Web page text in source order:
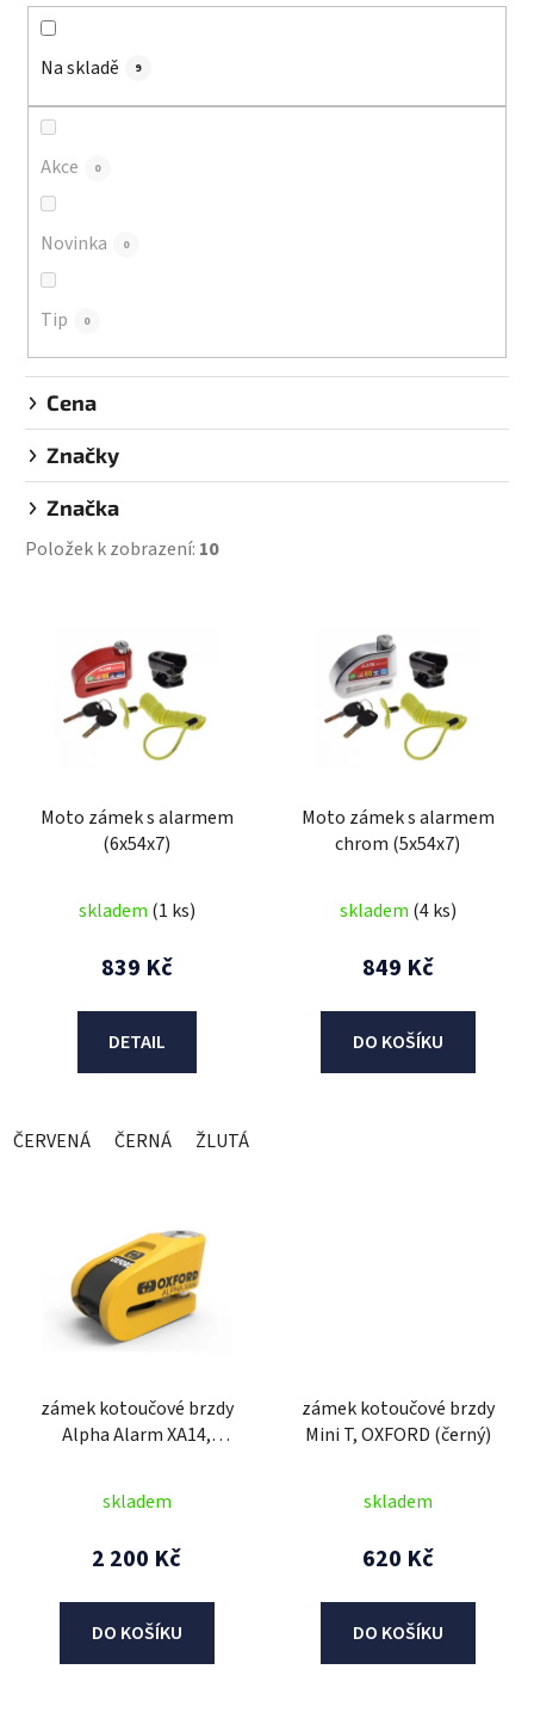
Na skladě 9
Akce 0
Novinka 0
Tip 0
Cena
Značky
Značka
Položek k zobrazení: 10
Moto zámek s alarmem
(6x54x7)
skladem (1 ks)
839 Kč
DETAIL
ČERVENÁ ČERNÁ ŽLUTÁ
Moto zámek s alarmem
chrom (5x54x7)
skladem (4 ks)
849 Kč
DO KOŠÍKU
zámek kotoučové brzdy
Alpha Alarm XA14,
průměr čepu 14 mm)
skladem
2 200 Kč
DO KOŠÍKU
zámek kotoučové brzdy
Mini T, OXFORD (černý)
skladem
620 Kč
DO KOŠÍKU